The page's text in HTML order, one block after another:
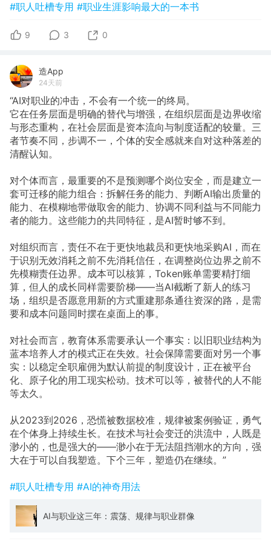
#职人吐槽专用 #职业生涯影响最大的一本书
9 3 0
造App
24天前
“AI对职业的冲击，不会有一个统一的终局。
它在任务层面是明确的替代与增强，在组织层面是边界收缩
与形态重构，在社会层面是资本流向与制度适配的较量。三
者节奏不同，步调不一，个体的安全感就来自对这种落差的
清醒认知。
对个体而言，最重要的不是预测哪个岗位安全，而是建立一
套可迁移的能力组合：拆解任务的能力、判断AI输出质量的
能力、在模糊地带做取舍的能力、协调不同利益与不同能力
者的能力。这些能力的共同特征，是AI暂时够不到。
对组织而言，责任不在于更快地裁员和更快地采购AI，而在
于识别无效消耗之前不先消耗信任，在调整岗位边界之前不
先模糊责任边界。成本可以核算，Token账单需要精打细
算，但人的成长同样需要阶梯——当AI截断了新人的练习
场，组织是否愿意用新的方式重建那条通往资深的路，是需
要和成本问题同时摆在桌面上的事。
对社会而言，教育体系需要承认一个事实：以旧职业结构为
蓝本培养人才的模式正在失效。社会保障需要面对另一个事
实：以稳定全职雇佣为默认前提的制度设计，正在被平台
化、原子化的用工现实松动。技术可以等，被替代的人不能
等太久。
从2023到2026，恐慌被数据校准，规律被案例验证，勇气
在个体身上持续生长。在技术与社会变迁的洪流中，人既是
渺小的，也是强大的——渺小在于无法阻挡潮水的方向，强
大在于可以自我塑造。下个三年，塑造仍在继续。”
#职人吐槽专用 #AI的神奇用法
AI与职业这三年：震荡、规律与职业群像